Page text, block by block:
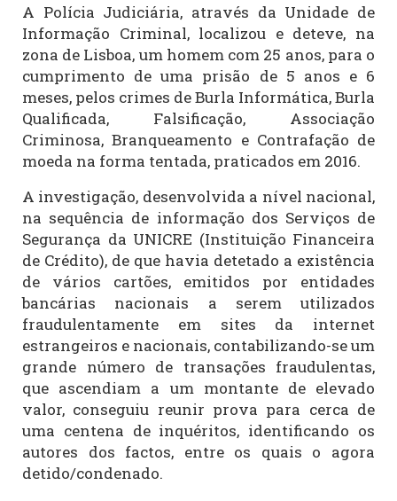
A Polícia Judiciária, através da Unidade de
Informação Criminal, localizou e deteve, na
zona de Lisboa, um homem com 25 anos, para o
cumprimento de uma prisão de 5 anos e 6
meses, pelos crimes de Burla Informática, Burla
Qualificada, Falsificação, Associação
Criminosa, Branqueamento e Contrafação de
moeda na forma tentada, praticados em 2016.
A investigação, desenvolvida a nível nacional,
na sequência de informação dos Serviços de
Segurança da UNICRE (Instituição Financeira
de Crédito), de que havia detetado a existência
de vários cartões, emitidos por entidades
bancárias nacionais a serem utilizados
fraudulentamente em sites da internet
estrangeiros e nacionais, contabilizando-se um
grande número de transações fraudulentas,
que ascendiam a um montante de elevado
valor, conseguiu reunir prova para cerca de
uma centena de inquéritos, identificando os
autores dos factos, entre os quais o agora
detido/condenado.